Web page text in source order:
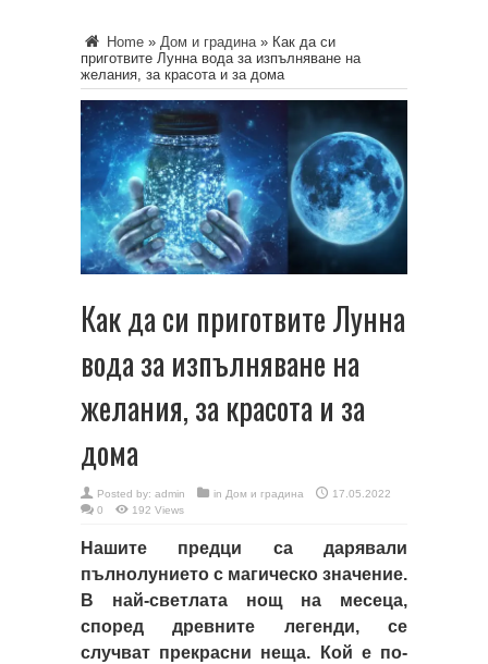
Home » Дом и градина » Как да си
приготвите Лунна вода за изпълняване на
желания, за красота и за дома
Как да си приготвите Лунна
вода за изпълняване на
желания, за красота и за
дома
Posted by: admin in Дом и градина
17.05.2022
0
192 Views
Нашите предци са дарявали
пълнолунието с магическо значение.
В най-светлата нощ на месеца,
според древните легенди, се
случват прекрасни неща. Кой е по-